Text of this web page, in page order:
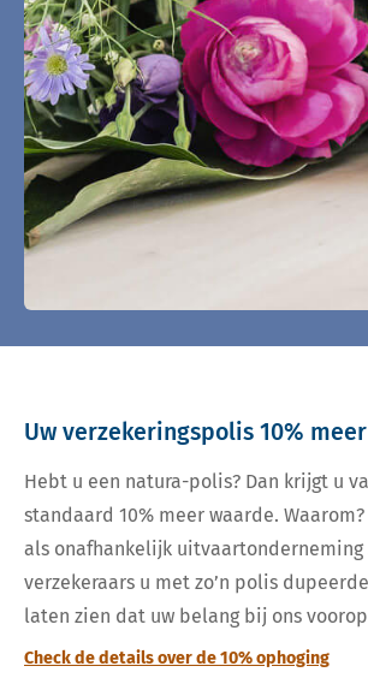
Uw verzekeringspolis 10%
Hebt u een natura-polis? Dan krijgt u
standaard 10% meer waarde.
als onafhankelijk uitvaartonderneming
verzekeraars u met zo’n polis
laten zien dat uw belang bij ons
Check de details over de 10% ophoging